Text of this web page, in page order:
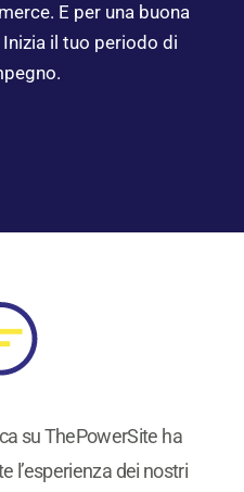
E per una buona
il tuo periodo di
su ThePowerSite ha
l’esperienza dei nostri